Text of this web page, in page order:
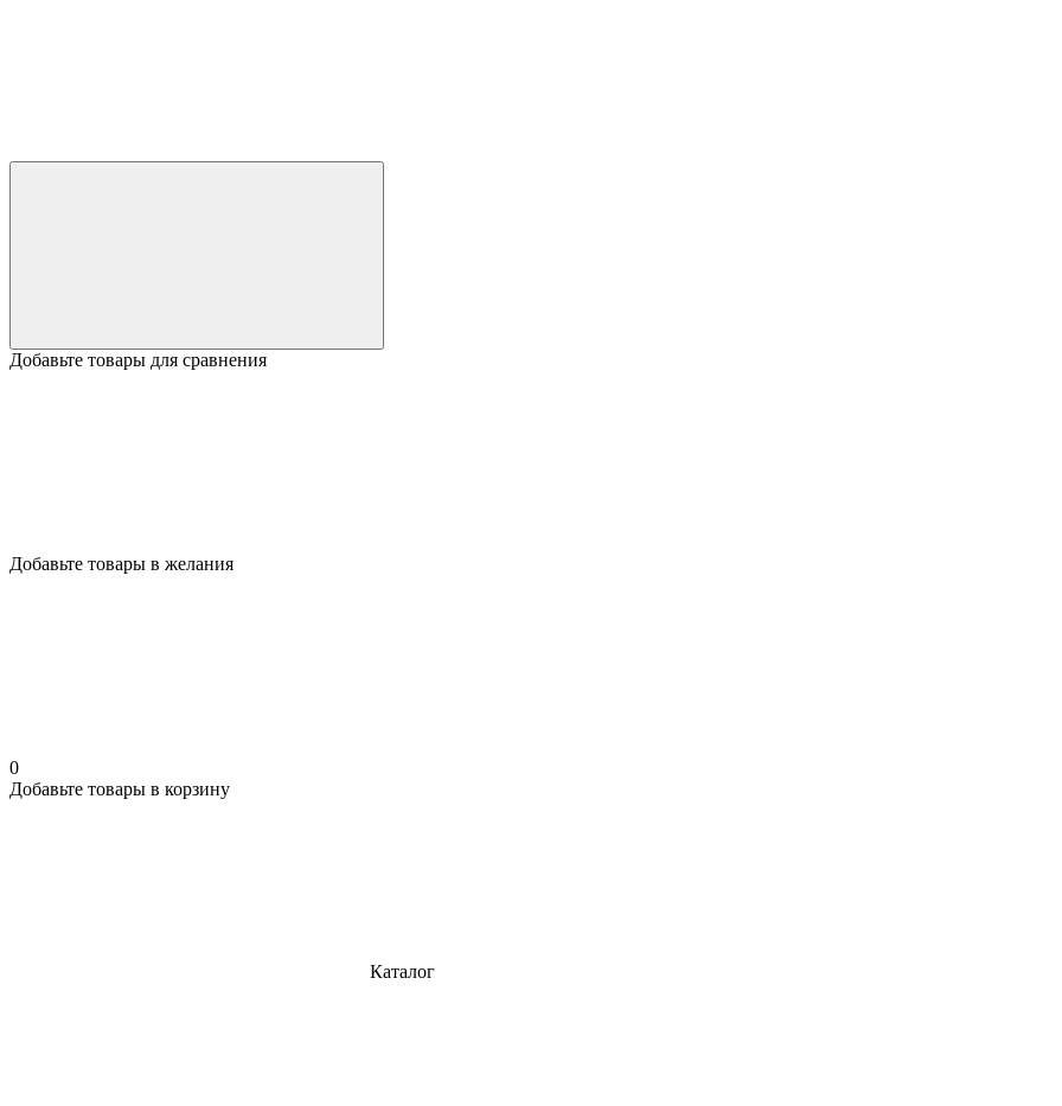
Добавьте товары для сравнения
Добавьте товары в желания
0
Добавьте товары в корзину
Каталог